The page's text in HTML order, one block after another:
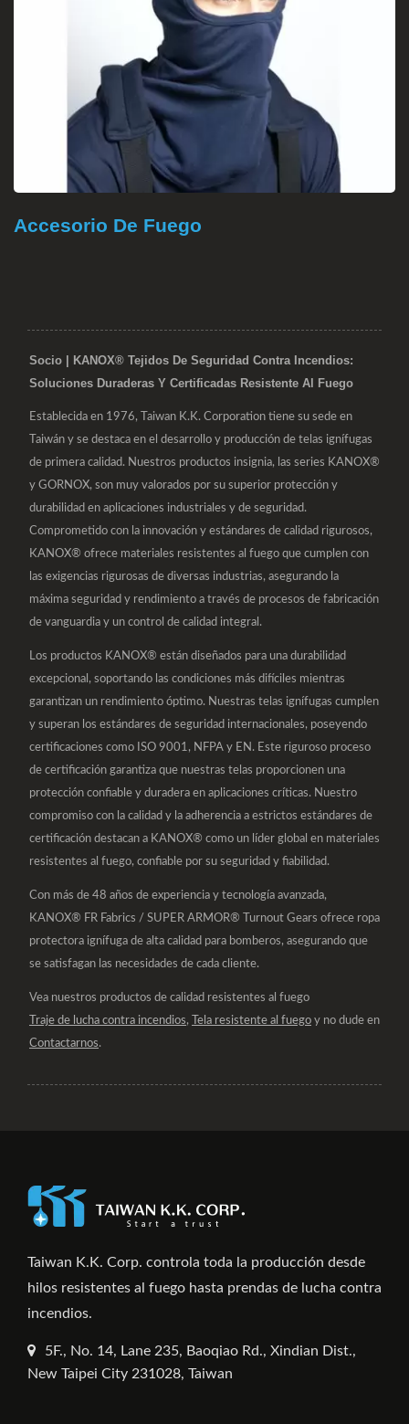
Accesorio De Fuego
Socio | KANOX® Tejidos De Seguridad Contra Incendios:
Soluciones Duraderas Y Certificadas Resistente Al Fuego
Establecida en 1976, Taiwan K.K. Corporation tiene su sede en
Taiwán y se destaca en el desarrollo y producción de telas ignífugas
de primera calidad. Nuestros productos insignia, las series KANOX®
y GORNOX, son muy valorados por su superior protección y
durabilidad en aplicaciones industriales y de seguridad.
Comprometido con la innovación y estándares de calidad rigurosos,
KANOX® ofrece materiales resistentes al fuego que cumplen con
las exigencias rigurosas de diversas industrias, asegurando la
máxima seguridad y rendimiento a través de procesos de fabricación
de vanguardia y un control de calidad integral.
Los productos KANOX® están diseñados para una durabilidad
excepcional, soportando las condiciones más difíciles mientras
garantizan un rendimiento óptimo. Nuestras telas ignífugas cumplen
y superan los estándares de seguridad internacionales, poseyendo
certificaciones como ISO 9001, NFPA y EN. Este riguroso proceso
de certificación garantiza que nuestras telas proporcionen una
protección confiable y duradera en aplicaciones críticas. Nuestro
compromiso con la calidad y la adherencia a estrictos estándares de
certificación destacan a KANOX® como un líder global en materiales
resistentes al fuego, confiable por su seguridad y fiabilidad.
Con más de 48 años de experiencia y tecnología avanzada,
KANOX® FR Fabrics / SUPER ARMOR® Turnout Gears ofrece ropa
protectora ignífuga de alta calidad para bomberos, asegurando que
se satisfagan las necesidades de cada cliente.
Vea nuestros productos de calidad resistentes al fuego
Traje de lucha contra incendios, Tela resistente al fuego y no dude en
Contactarnos.
Taiwan K.K. Corp. controla toda la producción desde
hilos resistentes al fuego hasta prendas de lucha contra
incendios.
5F., No. 14, Lane 235, Baoqiao Rd., Xindian Dist.,
New Taipei City 231028, Taiwan